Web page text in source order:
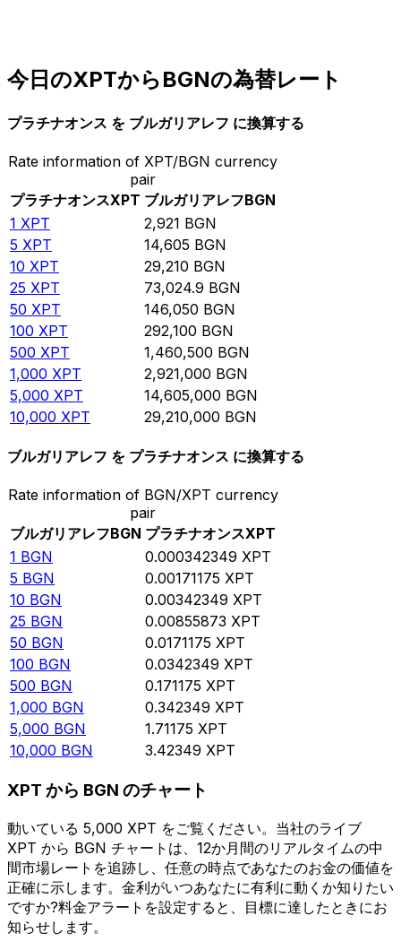
今日のXPTからBGNの為替レート
プラチナオンス を ブルガリアレフ に換算する
Rate information of XPT/BGN currency
pair
プラチナオンスXPT ブルガリアレフBGN
1 XPT 2,921 BGN
5 XPT 14,605 BGN
10 XPT 29,210 BGN
25 XPT 73,024.9 BGN
50 XPT 146,050 BGN
100 XPT 292,100 BGN
500 XPT 1,460,500 BGN
1,000 XPT 2,921,000 BGN
5,000 XPT 14,605,000 BGN
10,000 XPT 29,210,000 BGN
ブルガリアレフ を プラチナオンス に換算する
Rate information of BGN/XPT currency
pair
ブルガリアレフBGN プラチナオンスXPT
1 BGN 0.000342349 XPT
5 BGN 0.00171175 XPT
10 BGN 0.00342349 XPT
25 BGN 0.00855873 XPT
50 BGN 0.0171175 XPT
100 BGN 0.0342349 XPT
500 BGN 0.171175 XPT
1,000 BGN 0.342349 XPT
5,000 BGN 1.71175 XPT
10,000 BGN 3.42349 XPT
XPT から BGN のチャート
動いている 5,000 XPT をご覧ください。当社のライブ
XPT から BGN チャートは、12か月間のリアルタイムの中
間市場レートを追跡し、任意の時点であなたのお金の価値を
正確に示します。金利がいつあなたに有利に動くか知りたい
ですか?料金アラートを設定すると、目標に達したときにお
知らせします。